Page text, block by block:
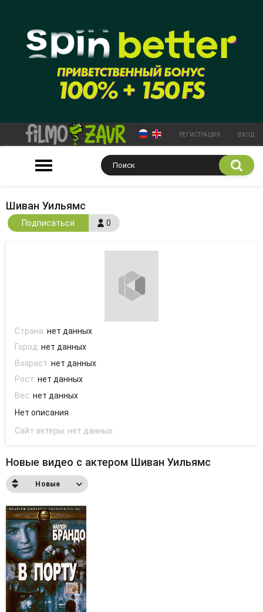
РЕГИСТРАЦИЯ ВХОД
Шиван Уильямс
0
Подписаться
Страна:нет данных
Город:нет данных
Возраст:нет данных
Рост:нет данных
Вес:нет данных
Нет описания
Сайт актеры: нет данных
Новые видео с актером Шиван Уильямс
Новые